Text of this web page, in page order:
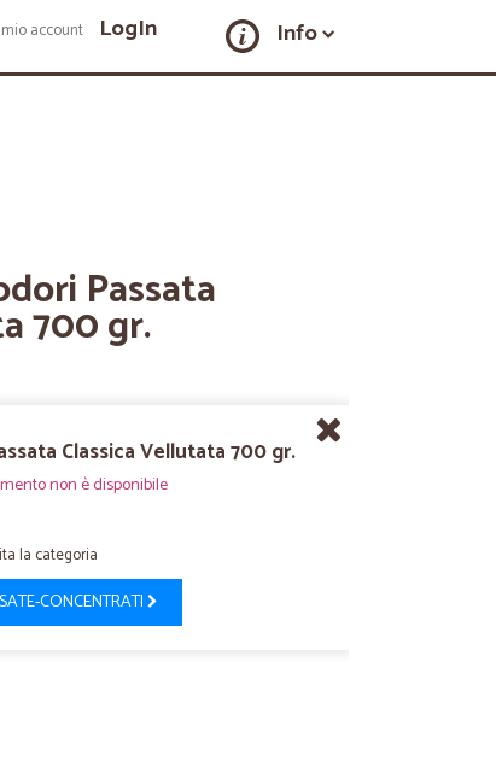
LogIn Info
Passata
700 gr.
Classica Vellutata 700 gr.
non è disponibile
la categoria
CONCENTRATI